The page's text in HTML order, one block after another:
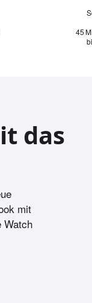
45
das
mit
Watch